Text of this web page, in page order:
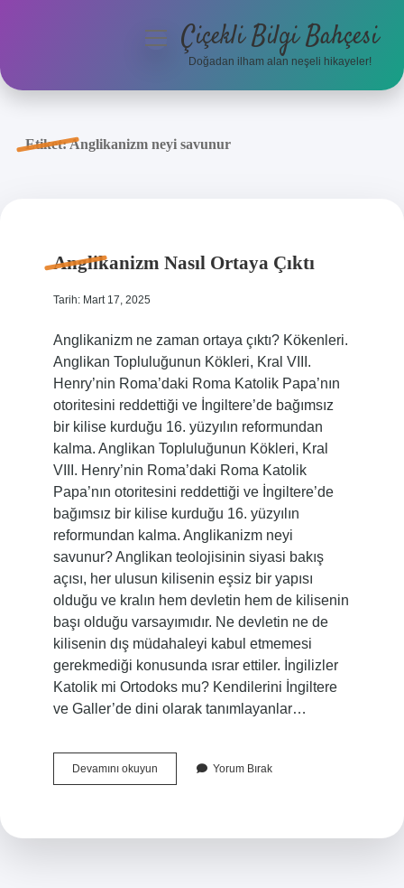
Anasayfa
menüyüÇiçekli Bilgi Bahçesi
Doğadan ilham alan neşeli hikayeler!
Etiket:Anglikanizm neyi savunur
Anglikanizm Nasıl Ortaya Çıktı
Tarih: Mart 17, 2025
Anglikanizm ne zaman ortaya çıktı? Kökenleri.
Anglikan Topluluğunun Kökleri, Kral VIII.
Henry’nin Roma’daki Roma Katolik Papa’nın
otoritesini reddettiği ve İngiltere’de bağımsız
bir kilise kurduğu 16. yüzyılın reformundan
kalma. Anglikan Topluluğunun Kökleri, Kral
VIII. Henry’nin Roma’daki Roma Katolik
Papa’nın otoritesini reddettiği ve İngiltere’de
bağımsız bir kilise kurduğu 16. yüzyılın
reformundan kalma. Anglikanizm neyi
savunur? Anglikan teolojisinin siyasi bakış
açısı, her ulusun kilisenin eşsiz bir yapısı
olduğu ve kralın hem devletin hem de kilisenin
başı olduğu varsayımıdır. Ne devletin ne de
kilisenin dış müdahaleyi kabul etmemesi
gerekmediği konusunda ısrar ettiler. İngilizler
Katolik mi Ortodoks mu? Kendilerini İngiltere
ve Galler’de dini olarak tanımlayanlar…
Devamını okuyunAnglikanizm
Nasıl
Yorum Bırak